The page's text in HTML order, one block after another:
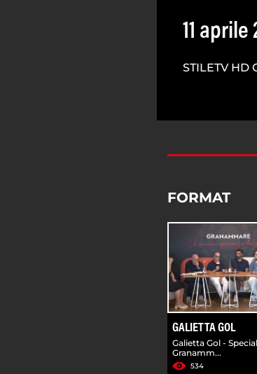
11 aprile
STILETV HD
FORMAT
GALIETTA GOL
Galietta Gol -
Granamm...
534